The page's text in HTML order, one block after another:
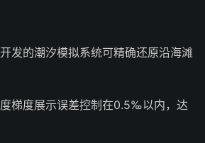
发的潮汐模拟系统可精确还原沿海滩
梯度展示误差控制在0.5‰以内，达